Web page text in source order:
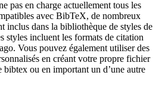
pas en charge actuellement tous les
avec BibTeX, de nombreux
inclus dans la bibliothèque de styles de
styles incluent les formats de citation
Vous pouvez également utiliser des
en créant votre propre fichier
ou en important un d’une autre